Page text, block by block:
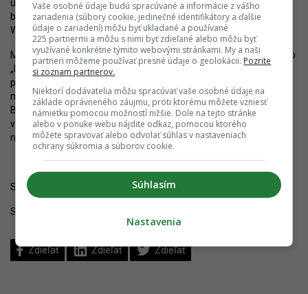
územia. Jozefská by sa zároveň mohla ukľudniť a parkujúce autá
by mali byť vytlačené do podzemných garáží, ktoré vznikli vo
Weinhaueri a vzniknú v Kesselbaueri.
Magistrát spoločne s mestskou časťou by nemal prehliadať takéto
„bočné ulice“ a mal by pamätať na to, že práve verejné
priestranstvá v blízkosti reprezentačných budov si zasluhujú
najvyššiu mieru pozornosti. Dané lokality vypovedajú o postavení
Bratislavy ako Hlavného mesta Slovenska. Obraz, ktorý však
vytvárajú ulice v bezprostrednej blízkosti najdôležitejších budov,
nie je vôbec utešujúci. Pre metropolu krajiny je to hanba.
Sledujte YIM.BA na Instagrame.
Sledujte YIM.BA na
Zdieľať Zdieľať Zdieľať
Vaše osobné údaje budú spracúvané a informácie z vášho
zariadenia (súbory cookie, jedinečné identifikátory a ďalšie
údaje o zariadení) môžu byť ukladané a používané
225 partnermi a môžu s nimi byť zdieľané alebo môžu byť
využívané konkrétne týmito webovými stránkami. My a naši
partneri môžeme používať presné údaje o geolokácii. Pozrite
si zoznam partnerov.
Niektorí dodávatelia môžu spracúvať vaše osobné údaje na
základe oprávneného záujmu, proti ktorému môžete vzniesť
námietku pomocou možností nižšie. Dole na tejto stránke
alebo v ponuke webu nájdite odkaz, pomocou ktorého
môžete spravovať alebo odvolať súhlas v nastaveniach
ochrany súkromia a súborov cookie.
Súhlasím
Nastavenia